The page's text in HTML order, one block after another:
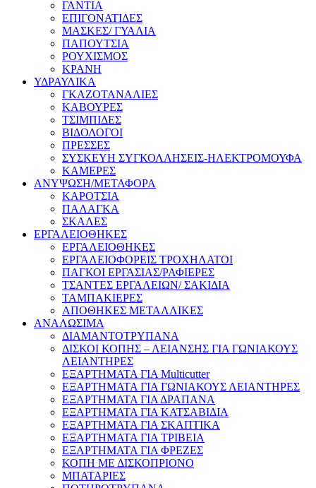
ΓΑΝΤΙΑ
ΕΠΙΓΟΝΑΤΙΔΕΣ
ΜΑΣΚΕΣ/ ΓΥΑΛΙΑ
ΠΑΠΟΥΤΣΙΑ
ΡΟΥΧΙΣΜΟΣ
ΚΡΑΝΗ
ΥΔΡΑΥΛΙΚΑ
ΓΚΑΖΟΤΑΝΑΛΙΕΣ
ΚΑΒΟΥΡΕΣ
ΤΣΙΜΠΙΔΕΣ
ΒΙΔΟΛΟΓΟΙ
ΠΡΕΣΣΕΣ
ΣΥΣΚΕΥΗ ΣΥΓΚΟΛΛΗΣΕΙΣ-ΗΛΕΚΤΡΟΜΟΥΦΑ
ΚΑΜΕΡΕΣ
ΑΝΥΨΩΣΗ/ΜΕΤΑΦΟΡΑ
ΚΑΡΟΤΣΙΑ
ΠΑΛΑΓΚΑ
ΣΚΑΛΕΣ
ΕΡΓΑΛΕΙΟΘΗΚΕΣ
ΕΡΓΑΛΕΙΟΘΗΚΕΣ
ΕΡΓΑΛΕΙΟΦΟΡΕΙΣ ΤΡΟΧΗΛΑΤΟΙ
ΠΑΓΚΟΙ ΕΡΓΑΣΙΑΣ/ΡΑΦΙΕΡΕΣ
ΤΣΑΝΤΕΣ ΕΡΓΑΛΕΙΩΝ/ ΣΑΚΙΔΙΑ
ΤΑΜΠΑΚΙΕΡΕΣ
ΑΠΟΘΗΚΕΣ ΜΕΤΑΛΛΙΚΕΣ
ΑΝΑΛΩΣΙΜΑ
ΔΙΑΜΑΝΤΟΤΡΥΠΑΝΑ
ΔΙΣΚΟΙ ΚΟΠΗΣ – ΛΕΙΑΝΣΗΣ ΓΙΑ ΓΩΝΙΑΚΟΥΣ
ΛΕΙΑΝΤΗΡΕΣ
ΕΞΑΡΤΗΜΑΤΑ ΓΙΑ Multicutter
ΕΞΑΡΤΗΜΑΤΑ ΓΙΑ ΓΩΝΙΑΚΟΥΣ ΛΕΙΑΝΤΗΡΕΣ
ΕΞΑΡΤΗΜΑΤΑ ΓΙΑ ΔΡΑΠΑΝΑ
ΕΞΑΡΤΗΜΑΤΑ ΓΙΑ ΚΑΤΣΑΒΙΔΙΑ
ΕΞΑΡΤΗΜΑΤΑ ΓΙΑ ΣΚΑΠΤΙΚΑ
ΕΞΑΡΤΗΜΑΤΑ ΓΙΑ ΤΡΙΒΕΙΑ
ΕΞΑΡΤΗΜΑΤΑ ΓΙΑ ΦΡΕΖΕΣ
ΚΟΠΗ ΜΕ ΔΙΣΚΟΠΡΙΟΝΟ
ΜΠΑΤΑΡΙΕΣ